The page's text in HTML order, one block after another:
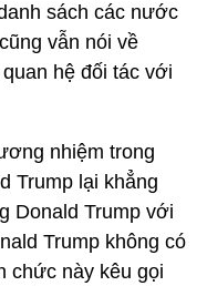
sách các nước
vẫn nói về
hệ đối tác với
nhiệm trong
Trump lại khẳng
Donald Trump với
Trump không có
chức này kêu gọi